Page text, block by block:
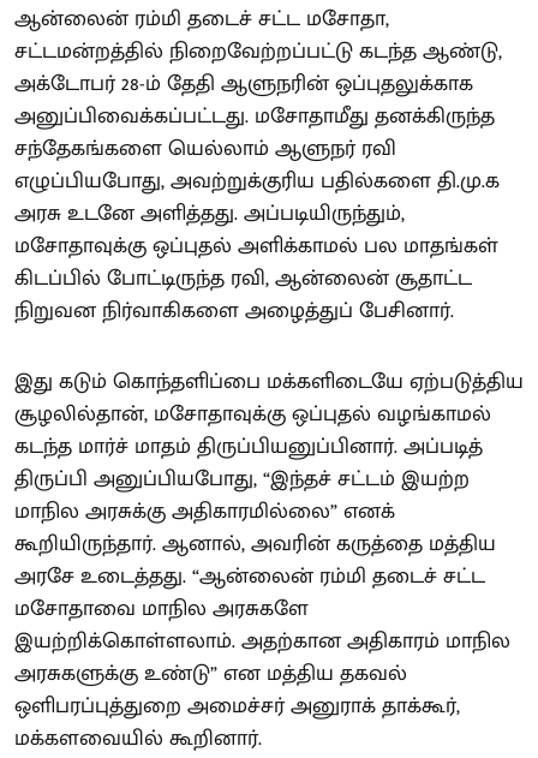
ஆன்லைன் ரம்மி தடைச் சட்ட மசோதா,
சட்டமன்றத்தில் நிறைவேற்றப்பட்டு கடந்த ஆண்டு,
அக்டோபர் 28-ம் தேதி ஆளுநரின் ஒப்புதலுக்காக
அனுப்பிவைக்கப்பட்டது. மசோதாமீது தனக்கிருந்த
சந்தேகங்களை யெல்லாம் ஆளுநர் ரவி
எழுப்பியபோது, அவற்றுக்குரிய பதில்களை தி.மு.க
அரசு உடனே அளித்தது. அப்படியிருந்தும்,
மசோதாவுக்கு ஒப்புதல் அளிக்காமல் பல மாதங்கள்
கிடப்பில் போட்டிருந்த ரவி, ஆன்லைன் சூதாட்ட
நிறுவன நிர்வாகிகளை அழைத்துப் பேசினார்.
இது கடும் கொந்தளிப்பை மக்களிடையே ஏற்படுத்திய
சூழலில்தான், மசோதாவுக்கு ஒப்புதல் வழங்காமல்
கடந்த மார்ச் மாதம் திருப்பியனுப்பினார். அப்படித்
திருப்பி அனுப்பியபோது, “இந்தச் சட்டம் இயற்ற
மாநில அரசுக்கு அதிகாரமில்லை” எனக்
கூறியிருந்தார். ஆனால், அவரின் கருத்தை மத்திய
அரசே உடைத்தது. “ஆன்லைன் ரம்மி தடைச் சட்ட
மசோதாவை மாநில அரசுகளே
இயற்றிக்கொள்ளலாம். அதற்கான அதிகாரம் மாநில
அரசுகளுக்கு உண்டு” என மத்திய தகவல்
ஒளிபரப்புத்துறை அமைச்சர் அனுராக் தாக்கூர்,
மக்களவையில் கூறினார்.